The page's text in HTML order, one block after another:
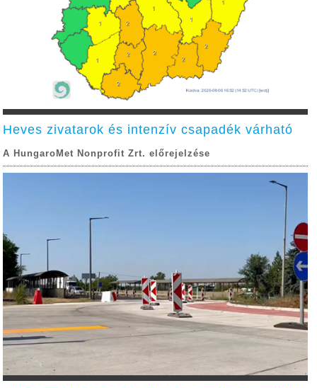
Heves zivatarok és intenzív csapadék várható
A HungaroMet Nonprofit Zrt. előrejelzése